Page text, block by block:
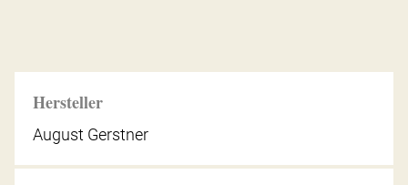
Hersteller
August Gerstner